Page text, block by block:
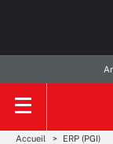
Accueil ERP (PGI)